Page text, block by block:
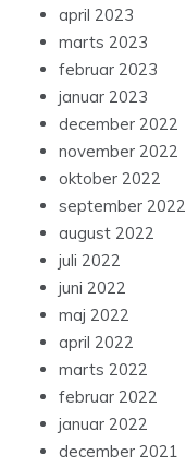
april 2023
marts 2023
februar 2023
januar 2023
december 2022
november 2022
oktober 2022
september 2022
august 2022
juli 2022
juni 2022
maj 2022
april 2022
marts 2022
februar 2022
januar 2022
december 2021